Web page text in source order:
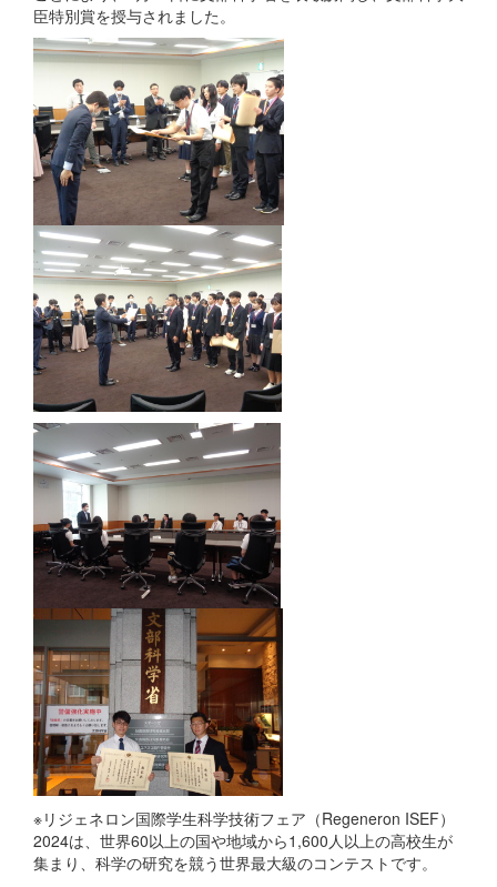
臣特別賞を授与されました。
※リジェネロン国際学生科学技術フェア（Regeneron ISEF）
2024は、世界60以上の国や地域から1,600人以上の高校生が
集まり、科学の研究を競う世界最大級のコンテストです。